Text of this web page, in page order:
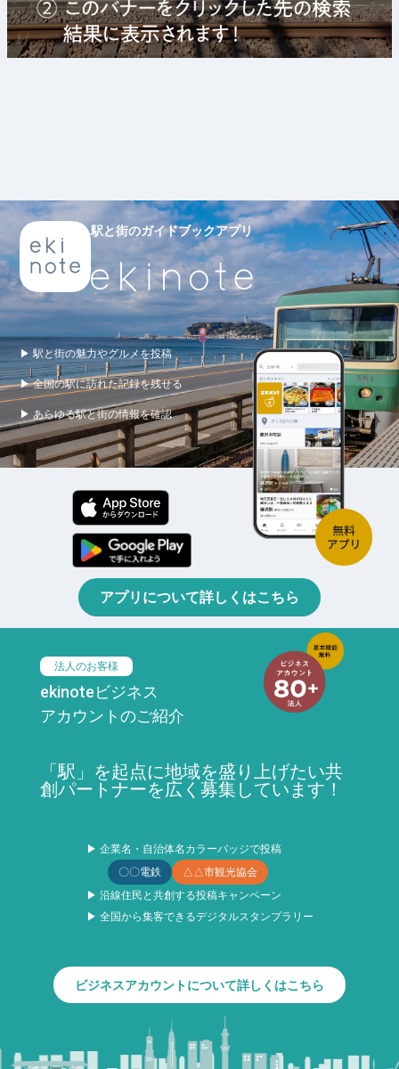
駅と街のガイドブックアプリ
▶ 駅と街の魅力やグルメを投稿
▶ 全国の駅に訪れた記録を残せる
▶ あらゆる駅と街の情報を確認
アプリについて詳しくはこちら
法人のお客様
ekinoteビジネス
アカウントのご紹介
「駅」を起点に地域を盛り上げたい共
創パートナーを広く募集しています！
▶ 企業名・自治体名カラーバッジで投稿
〇〇電鉄
△△市観光協会
▶ 沿線住民と共創する投稿キャンペーン
▶ 全国から集客できるデジタルスタンプラリー
ビジネスアカウントについて詳しくはこちら